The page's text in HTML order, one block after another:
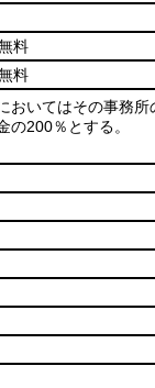
料
料
いてはその事務
200％とする。